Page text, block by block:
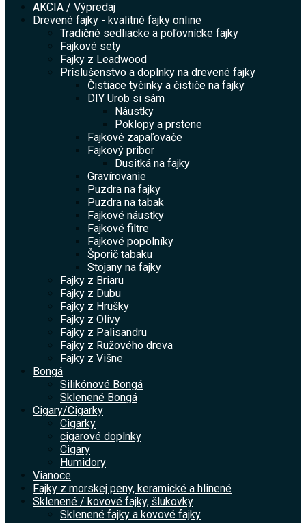
AKCIA / Výpredaj
Drevené fajky - kvalitné fajky online
Tradičné sedliacke a poľovnícke fajky
Fajkové sety
Fajky z Leadwood
Príslušenstvo a doplnky na drevené fajky
Čistiace tyčinky a čističe na fajky
DIY Urob si sám
Náustky
Poklopy a prstene
Fajkové zapaľovače
Fajkový príbor
Dusitká na fajky
Gravírovanie
Puzdra na fajky
Puzdra na tabak
Fajkové náustky
Fajkové filtre
Fajkové popolníky
Šporič tabaku
Stojany na fajky
Fajky z Briaru
Fajky z Dubu
Fajky z Hrušky
Fajky z Olivy
Fajky z Palisandru
Fajky z Ružového dreva
Fajky z Višne
Bongá
Silikónové Bongá
Sklenené Bongá
Cigary/Cigarky
Cigarky
cigarové doplnky
Cigary
Humidory
Vianoce
Fajky z morskej peny, keramické a hlinené
Sklenené / kovové fajky, šlukovky
Sklenené fajky a kovové fajky